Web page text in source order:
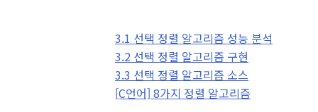
3.1 선택 정렬 알고리즘 성능 분석
3.2 선택 정렬 알고리즘 구현
3.3 선택 정렬 알고리즘 소스
[C언어] 8가지 정렬 알고리즘